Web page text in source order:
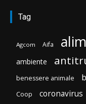
Tag
Agcom Aifa
ambiente
benessere animale
Coop coronavirus